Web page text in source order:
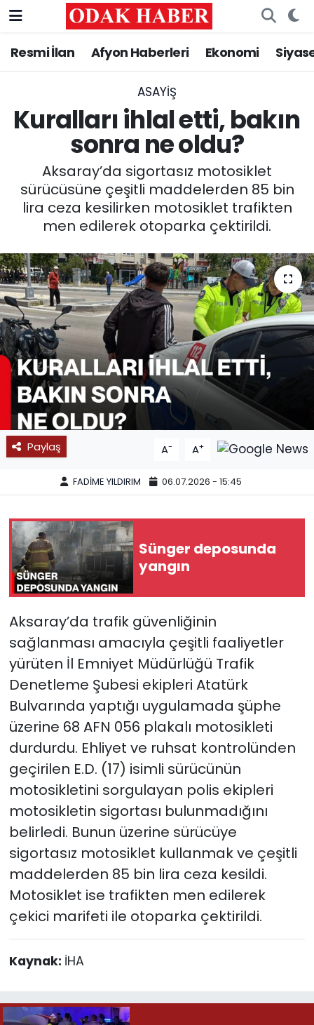
Resmi İlan Afyon Haberleri Ekonomi
ASAYİŞ
Kuralları ihlal etti, bakın
sonra ne oldu?
Aksaray’da sigortasız motosiklet
sürücüsüne çeşitli maddelerden 85 bin
lira ceza kesilirken motosiklet trafikten
men edilerek otoparka çektirildi.
Paylaş A- A+
FADİME YILDIRIM 06.07.2026 - 15:45
Sünger deposunda
yangın
Aksaray’da trafik güvenliğinin
sağlanması amacıyla çeşitli faaliyetler
yürüten İl Emniyet Müdürlüğü Trafik
Denetleme Şubesi ekipleri Atatürk
Bulvarında yaptığı uygulamada şüphe
üzerine 68 AFN 056 plakalı motosikleti
durdurdu. Ehliyet ve ruhsat kontrolünden
geçirilen E.D. (17) isimli sürücünün
motosikletini sorgulayan polis ekipleri
motosikletin sigortası bulunmadığını
belirledi. Bunun üzerine sürücüye
sigortasız motosiklet kullanmak ve çeşitli
maddelerden 85 bin lira ceza kesildi.
Motosiklet ise trafikten men edilerek
çekici marifeti ile otoparka çektirildi.
Kaynak: İHA
AFYONKARAHİSAR HABERLERİ
ASAYİŞ
SİYASET
EĞİTİM
MAGAZİN
SAĞLIK
SPOR
11:11 MANŞET
Nöbetçi Eczaneler
Trafik Durumu
Tüm Manşetler
Son Dakika Haberleri
Haber Arşivi